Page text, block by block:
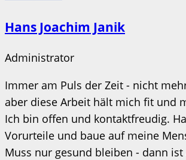
Hans Joachim Janik
Administrator
Immer am Puls der Zeit - nicht
aber diese Arbeit hält mich fit und
Ich bin offen und kontaktfreudig.
Vorurteile und baue auf meine
Muss nur gesund bleiben - dann ist